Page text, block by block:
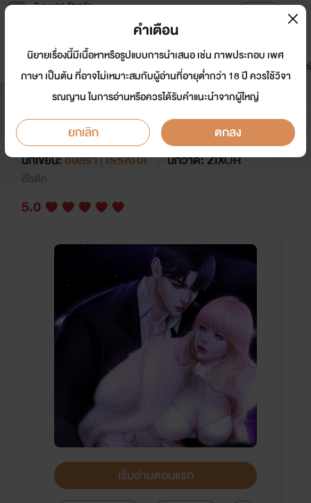
Tunwalai ธัญวลัย
หน้าแรก นิยาย อีบุ๊ก การ์ตูน
มาใหม่
ดรีมแชท ธัญลิสต์
Hot Triplets วิธีเลี้ยงบอดี้การ์ดให้
เชื่องของอายะ
นักเขียน:อิษสรา | ISSARA นักวาด: ZIXOR
อีโรติก
5.0
เริ่มอ่านตอนแรก
คำเตือน
นิยายเรื่องนี้มีเนื้อหาหรือรูปแบบการนำเสนอ เช่น ภาพประกอบ เพศ
ภาษา เป็นต้น ที่อาจไม่เหมาะสมกับผู้อ่านที่อายุต่ำกว่า 18 ปี ควรใช้วิจา
รณญาน ในการอ่านหรือควรได้รับคำแนะนำจากผู้ใหญ่
ยกเลิก ตกลง